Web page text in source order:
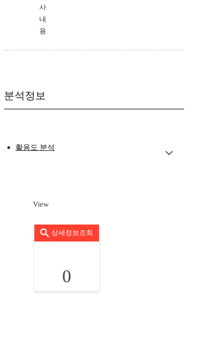
사
내
용
분석정보
활용도 분석
View
상세정보조회
0